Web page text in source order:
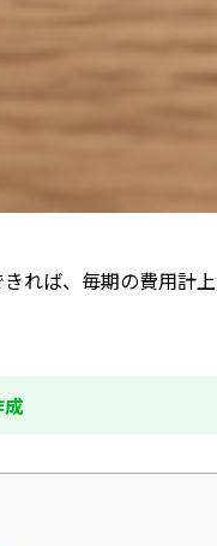
れば、毎期の費用計